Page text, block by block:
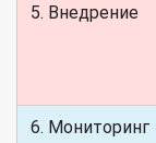
5. Внедрение
6. Мониторинг